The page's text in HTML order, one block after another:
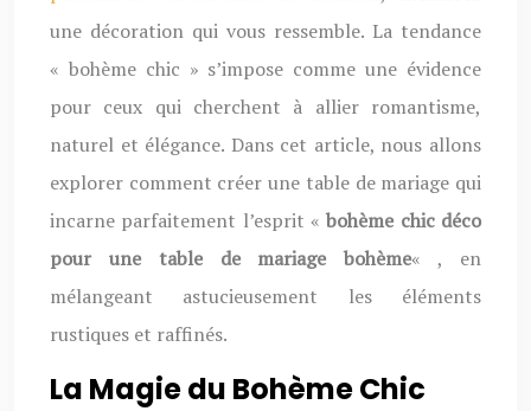
une décoration qui vous ressemble. La tendance
« bohème chic » s’impose comme une évidence
pour ceux qui cherchent à allier romantisme,
naturel et élégance. Dans cet article, nous allons
explorer comment créer une table de mariage qui
incarne parfaitement l’esprit «bohème chic déco
pour une table de mariage bohème« , en
mélangeant astucieusement les éléments
rustiques et raffinés.
La Magie du Bohème Chic